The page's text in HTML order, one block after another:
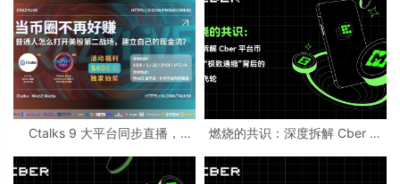
Ctalks 9 大平台同步直播，
问即将开启
燃烧的共识：深度拆解 Cber 平
飞轮